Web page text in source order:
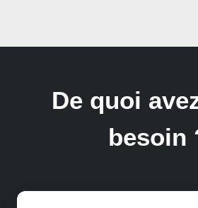
De quoi
besoin